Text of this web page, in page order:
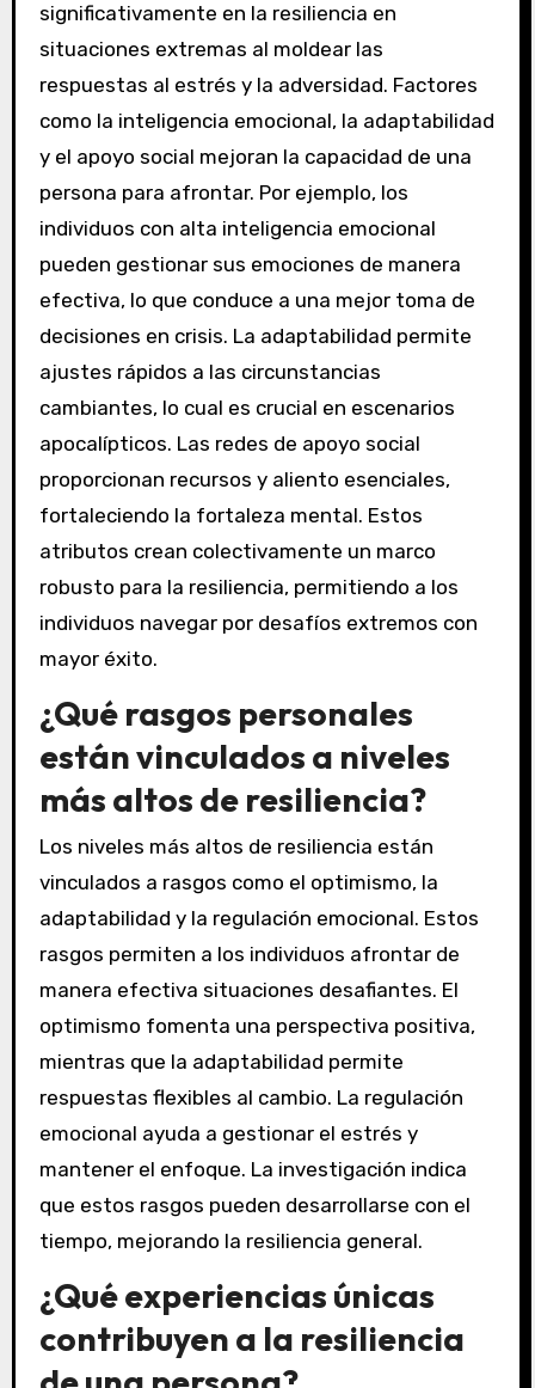
significativamente en la resiliencia en
situaciones extremas al moldear las
respuestas al estrés y la adversidad. Factores
como la inteligencia emocional, la adaptabilidad
y el apoyo social mejoran la capacidad de una
persona para afrontar. Por ejemplo, los
individuos con alta inteligencia emocional
pueden gestionar sus emociones de manera
efectiva, lo que conduce a una mejor toma de
decisiones en crisis. La adaptabilidad permite
ajustes rápidos a las circunstancias
cambiantes, lo cual es crucial en escenarios
apocalípticos. Las redes de apoyo social
proporcionan recursos y aliento esenciales,
fortaleciendo la fortaleza mental. Estos
atributos crean colectivamente un marco
robusto para la resiliencia, permitiendo a los
individuos navegar por desafíos extremos con
mayor éxito.
¿Qué rasgos personales
están vinculados a niveles
más altos de resiliencia?
Los niveles más altos de resiliencia están
vinculados a rasgos como el optimismo, la
adaptabilidad y la regulación emocional. Estos
rasgos permiten a los individuos afrontar de
manera efectiva situaciones desafiantes. El
optimismo fomenta una perspectiva positiva,
mientras que la adaptabilidad permite
respuestas flexibles al cambio. La regulación
emocional ayuda a gestionar el estrés y
mantener el enfoque. La investigación indica
que estos rasgos pueden desarrollarse con el
tiempo, mejorando la resiliencia general.
¿Qué experiencias únicas
contribuyen a la resiliencia